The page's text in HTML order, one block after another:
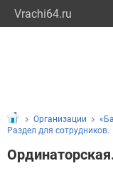
Vrachi64.ru
Организации
Раздел для сотрудников.